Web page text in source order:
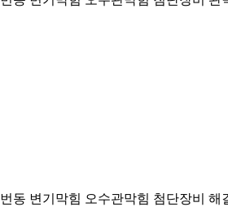
동 변기막힘 오수관막힘 첨단장비 해